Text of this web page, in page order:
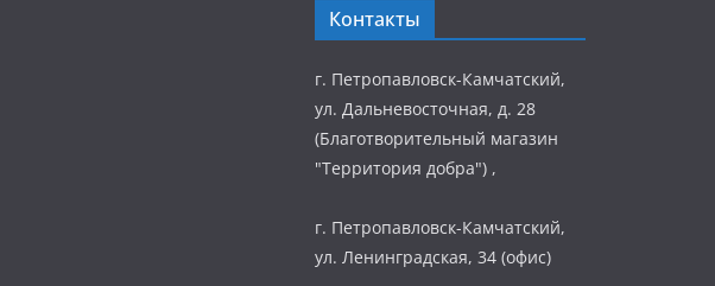
Контакты
г. Петропавловск-Камчатский,
ул. Дальневосточная, д. 28
(Благотворительный магазин
"Территория добра") ,
г. Петропавловск-Камчатский,
ул. Ленинградская, 34 (офис)